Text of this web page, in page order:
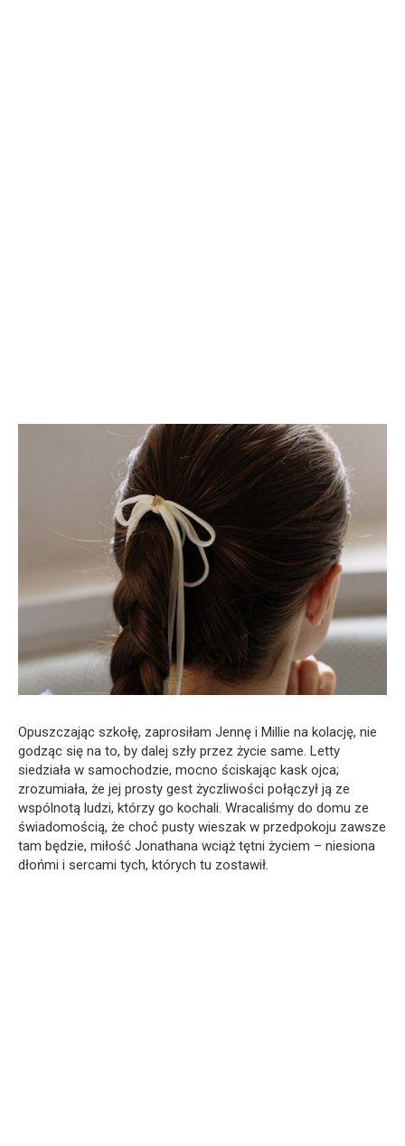
Opuszczając szkołę, zaprosiłam Jennę i Millie na kolację, nie
godząc się na to, by dalej szły przez życie same. Letty
siedziała w samochodzie, mocno ściskając kask ojca;
zrozumiała, że jej prosty gest życzliwości połączył ją ze
wspólnotą ludzi, którzy go kochali. Wracaliśmy do domu ze
świadomością, że choć pusty wieszak w przedpokoju zawsze
tam będzie, miłość Jonathana wciąż tętni życiem – niesiona
dłońmi i sercami tych, których tu zostawił.